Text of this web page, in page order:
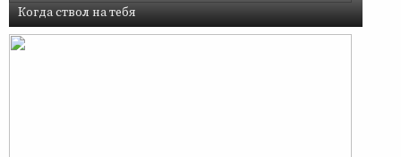
Когда ствол на тебя